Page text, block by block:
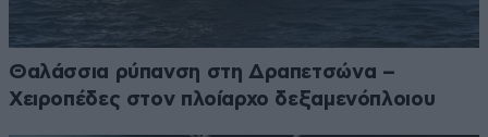
Θαλάσσια ρύπανση στη Δραπετσώνα –
Χειροπέδες στον πλοίαρχο δεξαμενόπλοιου